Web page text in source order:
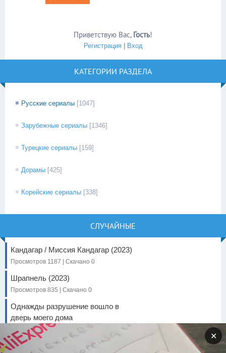
Приветствую Вас, Гость!
Регистрация| Вход
КАТЕГОРИИ РАЗДЕЛА
Русские сериалы [1047]
Зарубежные сериалы [1346]
Турецкие сериалы [159]
Дорамы [425]
Корейские сериалы [338]
СЛУЧАЙНЫЕ
Кандагар / Миссия Кандагар (2023)
Просмотров 1187 | Скачано 0
Шрапнель (2023)
Просмотров 835 | Скачано 0
Однажды разрушение вошло в
дверь моего дома
Просмотров 3393 | Скачано 0
Блич: Тысячелетняя кровавая
✕